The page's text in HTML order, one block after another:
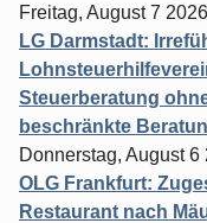
Freitag, August 7 2026
LG Darmstadt:
Steuerberatung
beschränkte
Donnerstag, August 6
OLG Frankfurt:
Restaurant nach